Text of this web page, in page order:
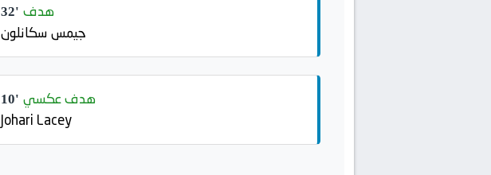
32' هدف
جيمس سكانلون
10' هدف عكسي
Johari Lacey